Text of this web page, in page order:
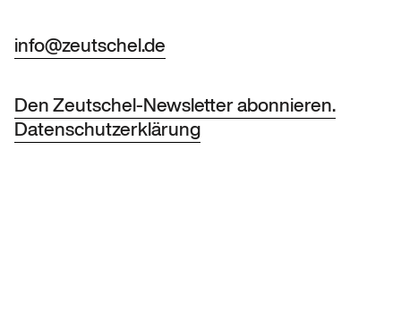
info@zeutschel.de
Den Zeutschel-Newsletter abonnieren.
Datenschutzerklärung